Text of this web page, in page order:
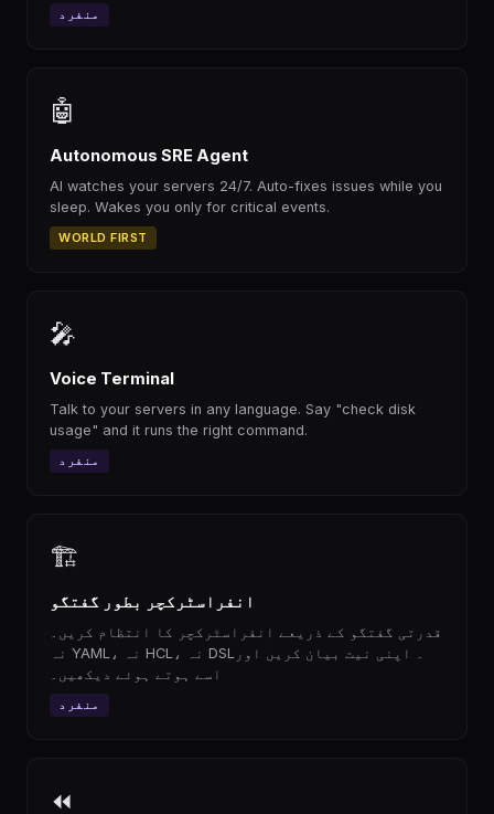
منفرد
🤖
Autonomous SRE Agent
AI watches your servers 24/7. Auto-fixes issues while you
sleep. Wakes you only for critical events.
WORLD FIRST
🎤
Voice Terminal
Talk to your servers in any language. Say "check disk
usage" and it runs the right command.
منفرد
🏗
انفراسٹرکچر بطور گفتگو
قدرتی گفتگو کے ذریعے انفراسٹرکچر کا انتظام کریں۔
نہ YAML، نہ HCL، نہ DSL۔ اپنی نیت بیان کریں اور
اسے ہوتے ہوئے دیکھیں۔
منفرد
⏪